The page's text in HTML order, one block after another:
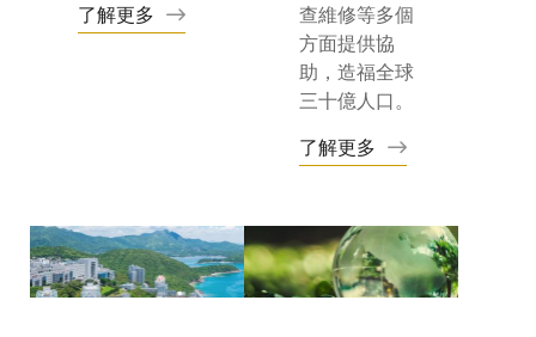
了解更多
查維修等多個
方面提供協
助，造福全球
三十億人口。
了解更多